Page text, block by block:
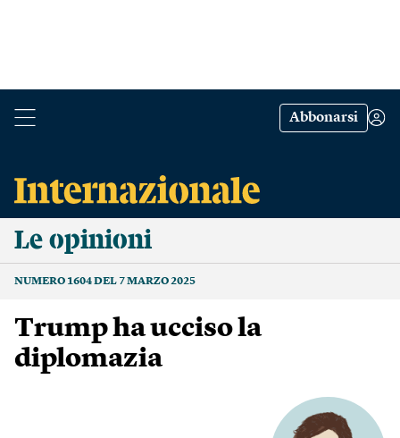
Abbonarsi
Le opinioni
NUMERO 1604 DEL 7 MARZO 2025
Trump ha ucciso la
diplomazia